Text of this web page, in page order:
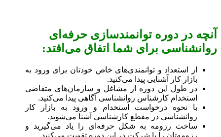
آنچه در دوره توانمندسازی حرفه‌ای
روانشناسی برای شما اتفاق می‌افتد:
از استعداد و توانمندی‌های خاص خودتان برای ورود به
بازار کار آشنایی پیدا می‌کنید.
در طول این دوره از مشاغل و سازمان‌های متقاضی
استخدام کارشناس روانشناسی آگاهی پیدا می‌کنید.
با نحوه درخواست استخدام و ورود به بازار کار
روانشناسی در مقطع کارشناسی آشنا می‌شوید.
ساخت رزومه به شکل حرفه‌ای را یاد می‌گیرید و
رزومه‌تان را با شرکت در این دوره تقویت می‌کنید.